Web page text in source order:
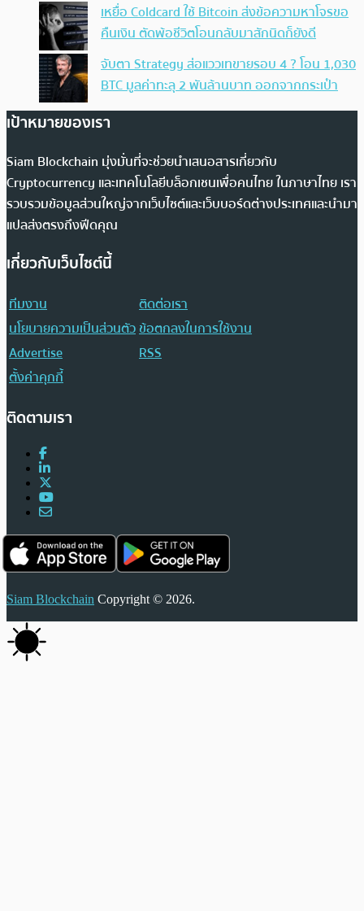
เหยื่อ Coldcard ใช้ Bitcoin ส่งข้อความหาโจรขอ
คืนเงิน ตัดพ้อชีวิตโอนกลับมาสักนิดก็ยังดี
จับตา Strategy ส่อแววเทขายรอบ 4 ? โอน 1,030
BTC มูลค่าทะลุ 2 พันล้านบาท ออกจากกระเป๋า
เป้าหมายของเรา
Siam Blockchain มุ่งมั่นที่จะช่วยนำเสนอสารเกี่ยวกับ
Cryptocurrency และเทคโนโลยีบล็อกเชนเพื่อคนไทย ในภาษาไทย เรา
รวบรวมข้อมูลส่วนใหญ่จากเว็บไซต์และเว็บบอร์ดต่างประเทศและนำมา
แปลส่งตรงถึงฟีดคุณ
เกี่ยวกับเว็บไซต์นี้
ทีมงาน
ติดต่อเรา
นโยบายความเป็นส่วนตัวข้อตกลงในการใช้งาน
Advertise
RSS
ตั้งค่าคุกกี้
ติดตามเรา
Siam Blockchain Copyright © 2026.